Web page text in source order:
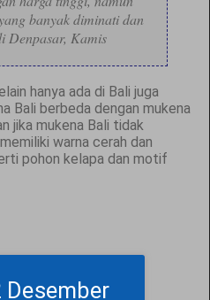
Desember
banyak diminati dan
Denpasar, Kamis
hanya ada di Bali juga
Bali berbeda dengan mukena
jika mukena Bali tidak
warna cerah dan
pohon kelapa dan motif